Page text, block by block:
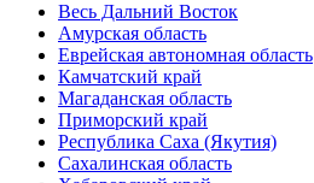
Весь Дальний Восток
Амурская область
Еврейская автономная область
Камчатский край
Магаданская область
Приморский край
Республика Саха (Якутия)
Сахалинская область